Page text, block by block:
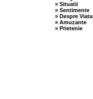
» Situatii
» Sentimente
» Despre Viata
» Amuzante
» Prietenie